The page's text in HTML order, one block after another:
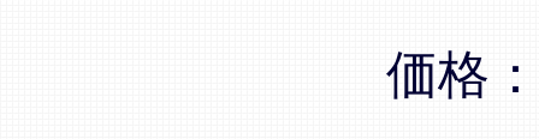
価格